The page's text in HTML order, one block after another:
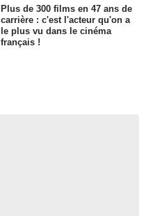
Plus de 300 films en 47 ans de
carrière : c'est l'acteur qu'on a
le plus vu dans le cinéma
français !